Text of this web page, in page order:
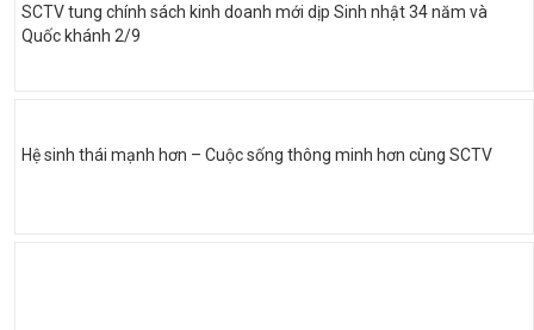
SCTV tung chính sách kinh doanh mới dịp Sinh nhật 34 năm và
Quốc khánh 2/9
Hệ sinh thái mạnh hơn – Cuộc sống thông minh hơn cùng SCTV